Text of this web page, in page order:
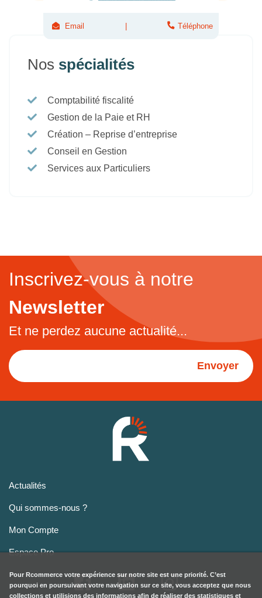
Email Téléphone
Nos spécialités
Comptabilité fiscalité
Gestion de la Paie et RH
Création – Reprise d’entreprise
Conseil en Gestion
Services aux Particuliers
Inscrivez-vous à notre
Newsletter
Et ne perdez aucune actualité...
Envoyer
Actualités
Qui sommes-nous ?
Mon Compte
Espace Pro
Pour Rcommerce votre expérience sur notre site est une priorité. C’est
pourquoi en poursuivant votre navigation sur ce site, vous acceptez que nous
collections et utilisions des informations afin de réaliser des statistiques et